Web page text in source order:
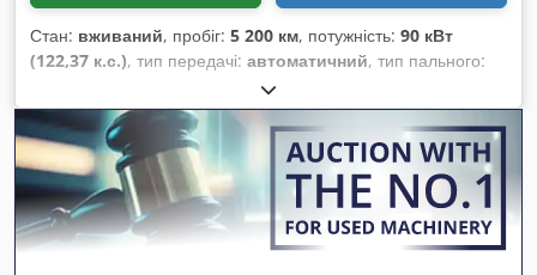
Стан: вживаний, пробіг: 5 200 км, потужність: 90 кВт
(122,37 к.с.), тип передачі: автоматичний, тип пального:
, загальна вага:
навантаження:5 кг, максимальна вага навантаження:2 900
кг, висота підйому:6 150 000 мм, кількість місць:1, перша
реєстрація:01/2016, мотогодини:5 200 h , загальна висота:
46 800 мм, водійська кабіна: інше , колісна база: 2 850 мм